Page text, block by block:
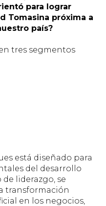
para lograr
Tomasina próxima a
país?
tres segmentos
está diseñado para
del desarrollo
liderazgo, se
transformación
en los negocios,